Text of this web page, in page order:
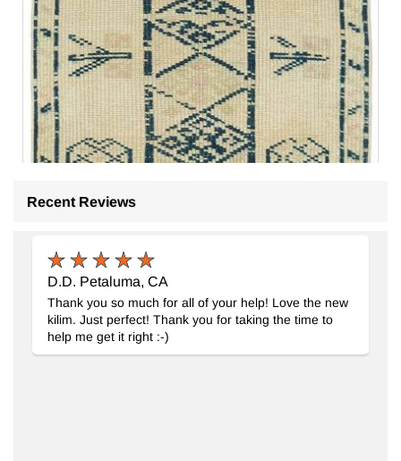
Recent Reviews
D.D. Petaluma, CA
Thank you so much for all of your help! Love the new
kilim. Just perfect! Thank you for taking the time to
help me get it right :-)